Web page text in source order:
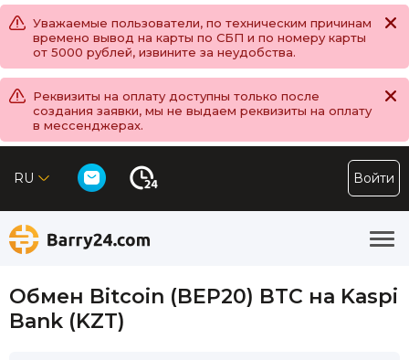
Уважаемые пользователи, по техническим причинам
времено вывод на карты по СБП и по номеру карты
от 5000 рублей, извините за неудобства.
Реквизиты на оплату доступны только после
создания заявки, мы не выдаем реквизиты на оплату
в мессенджерах.
RU Войти
Обмен Bitcoin (BEP20) BTC на Kaspi
Bank (KZT)